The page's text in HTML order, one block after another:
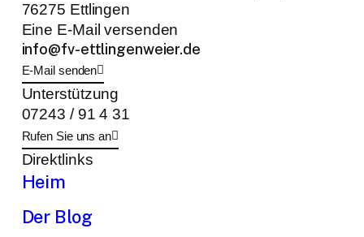
76275 Ettlingen
Eine E-Mail versenden
info@fv-ettlingenweier.de
E-Mail senden
Unterstützung
07243 / 91 4 31
Rufen Sie uns an
Direktlinks
Heim
Der Blog